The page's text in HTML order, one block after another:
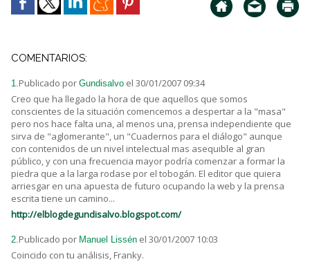
COMENTARIOS:
1.Publicado por Gundisalvo el 30/01/2007 09:34
Creo que ha llegado la hora de que aquellos que somos
conscientes de la situación comencemos a despertar a la "masa"
pero nos hace falta una, al menos una, prensa independiente que
sirva de "aglomerante", un "Cuadernos para el diálogo" aunque
con contenidos de un nivel intelectual mas asequible al gran
público, y con una frecuencia mayor podría comenzar a formar la
piedra que a la larga rodase por el tobogán. El editor que quiera
arriesgar en una apuesta de futuro ocupando la web y la prensa
escrita tiene un camino...
http://elblogdegundisalvo.blogspot.com/
2.Publicado por Manuel Lissén el 30/01/2007 10:03
Coincido con tu análisis, Franky.